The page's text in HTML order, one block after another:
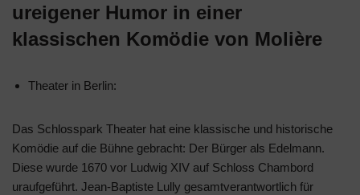
ureigener Humor in einer
klassischen Komödie von Molière
Theater in Berlin:
Das Schlosspark Theater hat eine klassische und historische
Komödie auf die Bühne gebracht: Der Bürger als Edelmann.
Diese wurde 1670 vor Ludwig XIV auf Schloss Chambord
uraufgeführt. Jean-Baptiste Lully gesamtverantwortlich für